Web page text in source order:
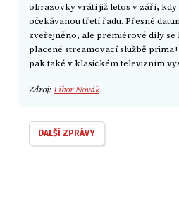
obrazovky vrátí již letos v září, kdy
očekávanou třetí řadu. Přesné
zveřejněno, ale premiérové díly
placené streamovací službě
pak také v klasickém televizním
Zdroj:Libor Novák
DALŠÍ ZPRÁVY